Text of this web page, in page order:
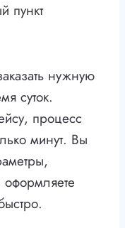
пункт
нужную
суток.
процесс
минут. Вы
оформляете